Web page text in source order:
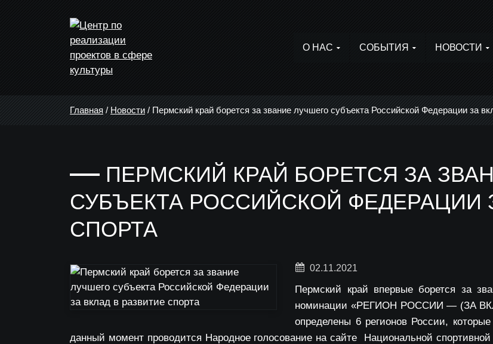
О НАС СОБЫТИЯ НОВОСТИ
Главная / Новости / Пермский край борется за звание лучшего субъекта Российской Федерации за
ПЕРМСКИЙ КРАЙ БОРЕТСЯ ЗА
СУБЪЕКТА РОССИЙСКОЙ ФЕДЕРАЦИИ
СПОРТА
02.11.2021
Пермский край впервые борется за
номинации «РЕГИОН РОССИИ — (ЗА
определены 6 регионов России,
данный момент проводится Народное голосование на сайте Национальной